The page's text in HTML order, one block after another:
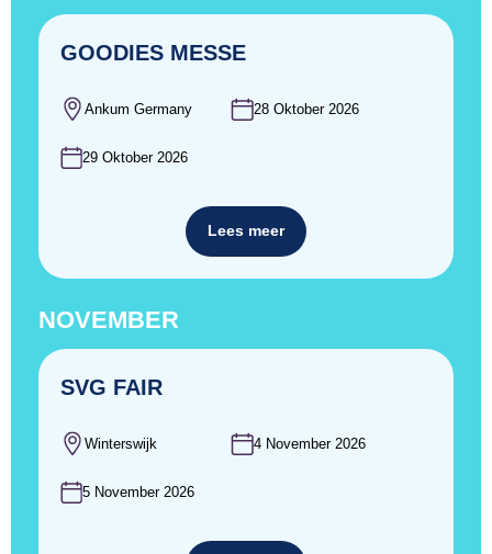
GOODIES MESSE
Ankum Germany 28 Oktober 2026
29 Oktober 2026
Lees meer
NOVEMBER
SVG FAIR
Winterswijk 4 November 2026
5 November 2026